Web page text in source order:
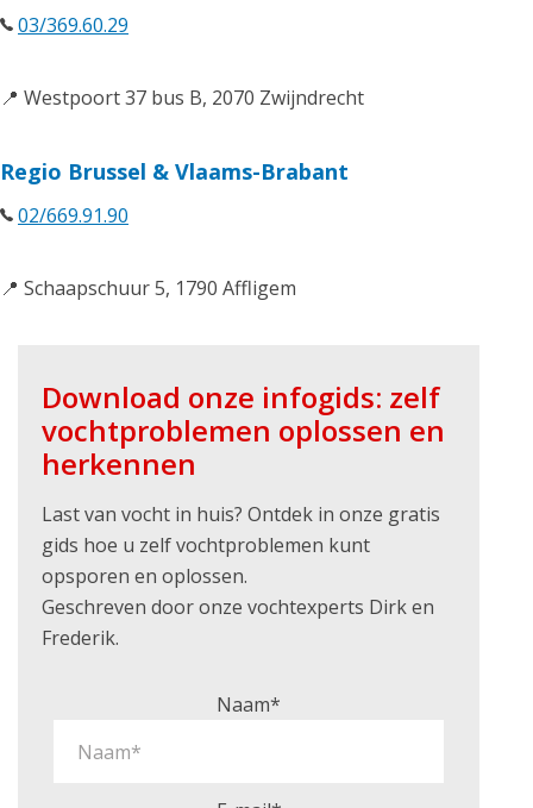
03/369.60.29
📍 Westpoort 37 bus B, 2070 Zwijndrecht
Regio Brussel & Vlaams-Brabant
02/669.91.90
📍 Schaapschuur 5, 1790 Affligem
Download onze infogids: zelf
vochtproblemen oplossen en
herkennen
Last van vocht in huis? Ontdek in onze gratis
gids hoe u zelf vochtproblemen kunt
opsporen en oplossen.
Geschreven door onze vochtexperts Dirk en
Frederik.
Naam*